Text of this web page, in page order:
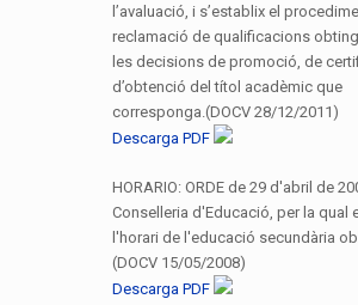
l’avaluació, i s’establix el
reclamació de qualificacions
les decisions de promoció, de
d’obtenció del títol acadèmic que
corresponga.(DOCV 28/12/2011)
Descarga PDF
HORARIO: ORDE de 29 d'abril de
Conselleria d'Educació, per la qual
l'horari de l'educació secundària
(DOCV 15/05/2008)
Descarga PDF